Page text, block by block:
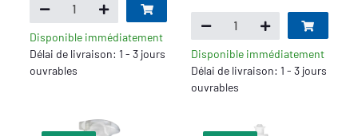
Disponible immédiatement
Délai de livraison: 1 - 3 jours
ouvrables
Disponible immédiatement
Délai de livraison: 1 - 3 jours
ouvrables